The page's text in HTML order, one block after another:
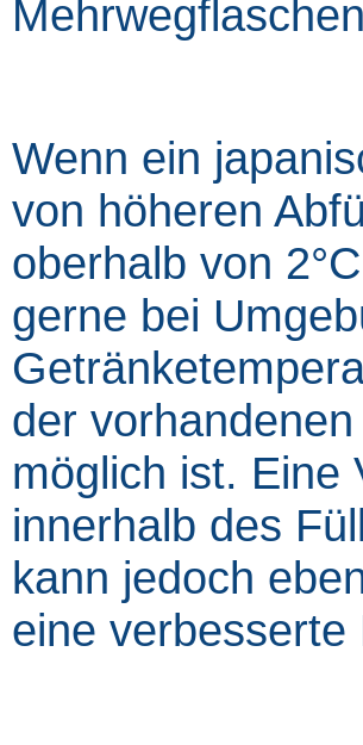
Wenn ein
von höheren
oberhalb von
gerne bei
der
möglich ist. Eine
innerhalb des
kann jedoch
eine